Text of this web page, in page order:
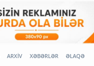
ARXİV XƏBƏRLƏR ƏLAQƏ